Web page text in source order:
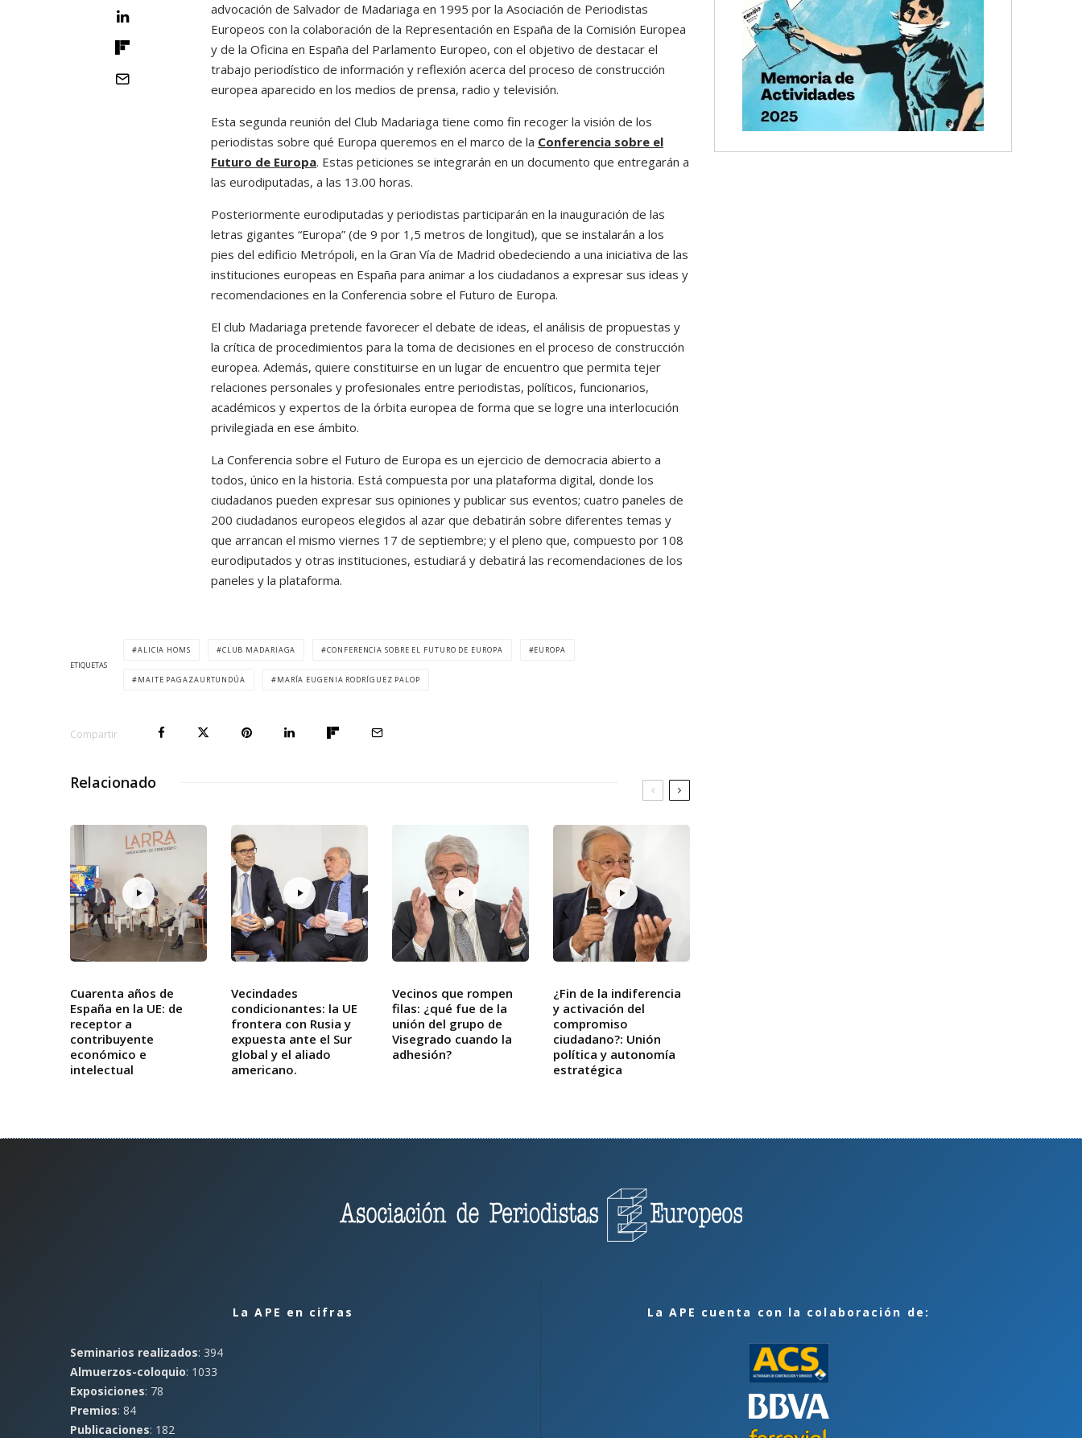
advocación de Salvador de Madariaga en 1995 por la Asociación de Periodistas
Europeos con la colaboración de la Representación en España de la Comisión Europea
y de la Oficina en España del Parlamento Europeo, con el objetivo de destacar el
trabajo periodístico de información y reflexión acerca del proceso de construcción
europea aparecido en los medios de prensa, radio y televisión.
Esta segunda reunión del Club Madariaga tiene como fin recoger la visión de los
periodistas sobre qué Europa queremos en el marco de la Conferencia sobre el
Futuro de Europa. Estas peticiones se integrarán en un documento que entregarán a
las eurodiputadas, a las 13.00 horas.
Posteriormente eurodiputadas y periodistas participarán en la inauguración de las
letras gigantes “Europa” (de 9 por 1,5 metros de longitud), que se instalarán a los
pies del edificio Metrópoli, en la Gran Vía de Madrid obedeciendo a una iniciativa de las
instituciones europeas en España para animar a los ciudadanos a expresar sus ideas y
recomendaciones en la Conferencia sobre el Futuro de Europa.
El club Madariaga pretende favorecer el debate de ideas, el análisis de propuestas y
la crítica de procedimientos para la toma de decisiones en el proceso de construcción
europea. Además, quiere constituirse en un lugar de encuentro que permita tejer
relaciones personales y profesionales entre periodistas, políticos, funcionarios,
académicos y expertos de la órbita europea de forma que se logre una interlocución
privilegiada en ese ámbito.
La Conferencia sobre el Futuro de Europa es un ejercicio de democracia abierto a
todos, único en la historia. Está compuesta por una plataforma digital, donde los
ciudadanos pueden expresar sus opiniones y publicar sus eventos; cuatro paneles de
200 ciudadanos europeos elegidos al azar que debatirán sobre diferentes temas y
que arrancan el mismo viernes 17 de septiembre; y el pleno que, compuesto por 108
eurodiputados y otras instituciones, estudiará y debatirá las recomendaciones de los
paneles y la plataforma.
ETIQUETAS
ALICIA HOMS CLUB MADARIAGA CONFERENCIA SOBRE EL FUTURO DE EUROPA EUROPA
MAITE PAGAZAURTUNDÚA MARÍA EUGENIA RODRÍGUEZ PALOP
Compartir
Relacionado
Cuarenta años de
España en la UE: de
receptor a
contribuyente
económico e
intelectual
Vecindades
condicionantes: la UE
frontera con Rusia y
expuesta ante el Sur
global y el aliado
americano.
Vecinos que rompen
filas: ¿qué fue de la
unión del grupo de
Visegrado cuando la
adhesión?
¿Fin de la indiferencia
y activación del
compromiso
ciudadano?: Unión
política y autonomía
estratégica
La APE en cifras
Seminarios realizados: 394
Almuerzos-coloquio: 1033
Exposiciones: 78
Premios: 84
Publicaciones: 182
La APE cuenta con la colaboración de: